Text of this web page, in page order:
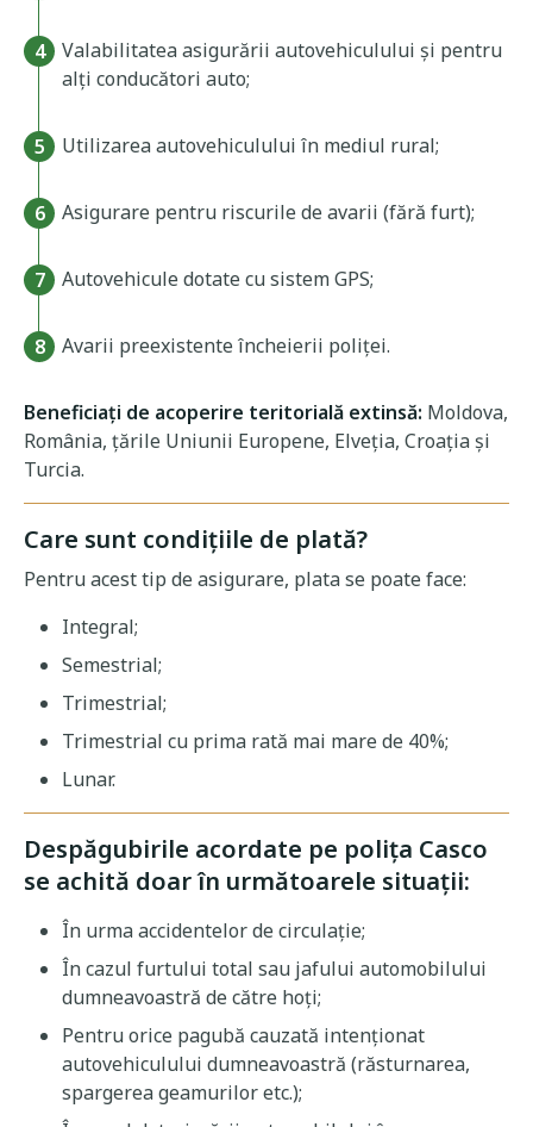
Valabilitatea asigurării autovehiculului și pentru
alți conducători auto;
Utilizarea autovehiculului în mediul rural;
Asigurare pentru riscurile de avarii (fără furt);
Autovehicule dotate cu sistem GPS;
Avarii preexistente încheierii poliței.
Beneficiați de acoperire teritorială extinsă: Moldova,
România, țările Uniunii Europene, Elveția, Croația și
Turcia.
Care sunt condițiile de plată?
Pentru acest tip de asigurare, plata se poate face:
Integral;
Semestrial;
Trimestrial;
Trimestrial cu prima rată mai mare de 40%;
Lunar.
Despăgubirile acordate pe polița Casco
se achită doar în următoarele situații:
În urma accidentelor de circulație;
În cazul furtului total sau jafului automobilului
dumneavoastră de către hoți;
Pentru orice pagubă cauzată intenționat
autovehiculului dumneavoastră (răsturnarea,
spargerea geamurilor etc.);